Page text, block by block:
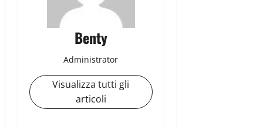
Benty
Administrator
Visualizza tutti gli
articoli